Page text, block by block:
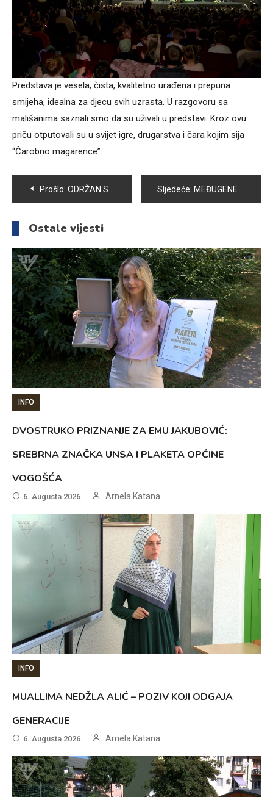
Predstava je vesela, čista, kvalitetno urađena i prepuna
smijeha, idealna za djecu svih uzrasta. U razgovoru sa
mališanima saznali smo da su uživali u predstavi. Kroz ovu
priču otputovali su u svijet igre, drugarstva i čara kojim sija
“Čarobno magarence”.
Navigacija
članaka
Prošlo: ODRŽAN SASTANAK O PROBLEMU PREVOZA U BLAGOVCU I TIHOVIĆIMA: GRAĐANI TRAŽE HITNA RJEŠENJA Sljedeće: MEĐUGENERACIJSKIM SUSRETOM I SADNJOM BILJAKA U VOGOŠĆI OBILJEŽEN DAN PLANETE ZEMLJE
Ostale vijesti
INFO
DVOSTRUKO PRIZNANJE ZA EMU JAKUBOVIĆ:
SREBRNA ZNAČKA UNSA I PLAKETA OPĆINE
VOGOŠĆA
6. Augusta 2026. Arnela Katana
INFO
MUALLIMA NEDŽLA ALIĆ – POZIV KOJI ODGAJA
GENERACIJE
6. Augusta 2026. Arnela Katana